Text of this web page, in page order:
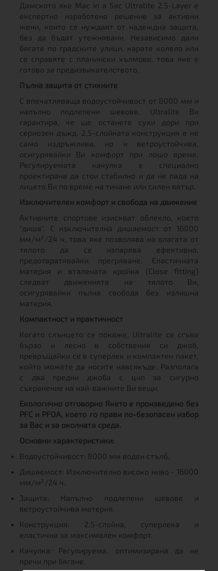
Дамското яке Mac in a Sac Ultralite 2.5-Layer е
експертно изработено решение за активни
жени, които се нуждаят от надеждна защита,
без да бъдат утежнявани. Независимо дали
бягате по градските улици, карате колело или
се справяте с планински хълмове, това яке е
готово за предизвикателството.
Пълна защита от стихиите
С впечатляваща водоустойчивост от 8000 мм и
напълно подлепени шевове, Ultralite Ви
гарантира, че ще останете сухи дори при
сериозен дъжд. 2,5-слойната конструкция е не
само издръжлива, но и ветроустойчива,
осигурявайки Ви комфорт при лошо време.
Регулируемата качулка е специално
проектирана да стои стабилно и да не пада на
лицето Ви по време на тичане или силен вятър.
Изключителен комфорт и свобода на движение
Активните спортове изискват облекло, което
"диша". С изключителна дишаемост от 16000
мм/м²/24 ч, това яке позволява на влагата от
тялото да се изпарява ефективно,
предотвратявайки прегряване. Еластичната
материя и вталената кройка (Close fitting)
следват движенията на тялото Ви,
осигурявайки пълна свобода без излишна
материя.
Компактност и практичност
Когато слънцето се покаже, Ultralite се сгъва
бързо и лесно в собствения си джоб,
превръщайки се в суперлек и компактен пакет,
който можете да носите навсякъде. Разполага
с два предни джоба с цип за сигурно
съхранение на най-важните Ви вещи.
Екологично отговорно Якето е произведено без
PFC и PFOA, което го прави по-безопасен избор
за Вас и за околната среда.
Основни характеристики:
Водоустойчивост: 8000 мм воден стълб.
Дишаемост: Изключително високо ниво - 16000
мм/м²/24 ч.
Защита: Напълно подлепени шевове и
ветроустойчива материя.
Конструкция: 2,5-слойна, суперлека и
еластична за максимален комфорт.
Качулка: Регулируема, оптимизирана да не
пречи при бягане.